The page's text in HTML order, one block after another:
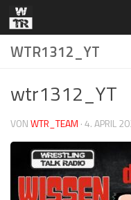
Zum Inhalt springen
WTR1312_YT
wtr1312_YT
VONWTR_TEAM ·4. APRIL